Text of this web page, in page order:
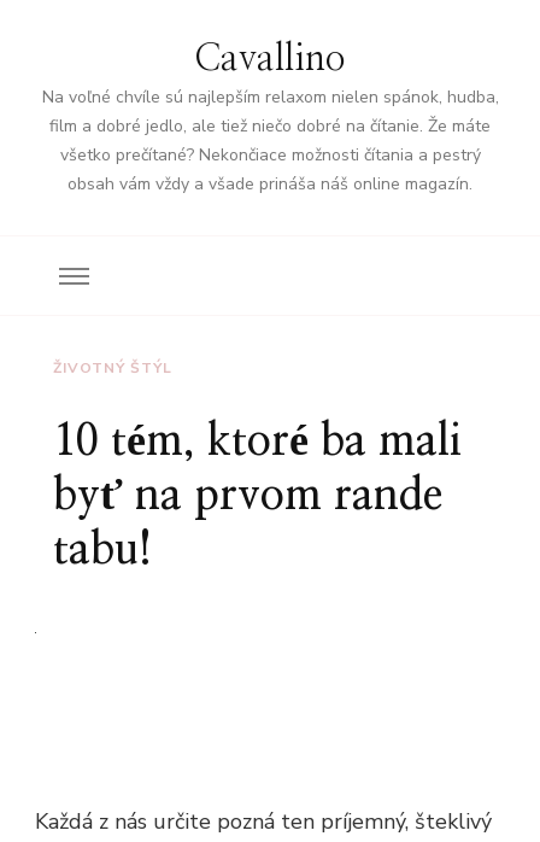
Cavallino
Na voľné chvíle sú najlepším relaxom nielen spánok, hudba,
film a dobré jedlo, ale tiež niečo dobré na čítanie. Že máte
všetko prečítané? Nekončiace možnosti čítania a pestrý
obsah vám vždy a všade prináša náš online magazín.
ŽIVOTNÝ ŠTÝL
10 tém, ktoré ba mali
byť na prvom rande
tabu!
Každá z nás určite pozná ten príjemný, šteklivý